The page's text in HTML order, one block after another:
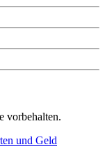
vorbehalten.